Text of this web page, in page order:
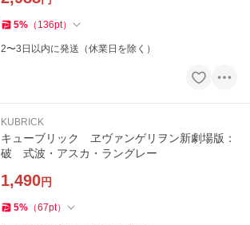
5% （ 136pt）
2〜3日以内に発送（休業日を除く）
KUBRICK
キューブリック ヱヴァンゲリヲン新劇場版：
破 式波・アスカ・ラングレー
1,490円
5% （67pt）